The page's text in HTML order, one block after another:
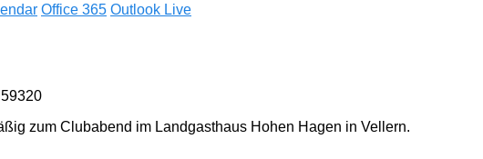
Office 365 Outlook Live
zum Clubabend im Landgasthaus Hohen Hagen in Vellern.